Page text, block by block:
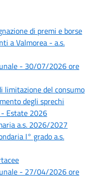
di premi e borse
a Valmorea - a.s.
- 30/07/2026 ore
limitazione del consumo
degli sprechi
Estate 2026
a.s. 2026/2027
I° grado a.s.
- 27/04/2026 ore